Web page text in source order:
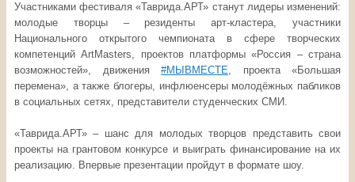
Участниками фестиваля «Таврида.АРТ» станут лидеры изменений:
молодые творцы – резиденты арт-кластера, участники
Национального открытого чемпионата в сфере творческих
компетенций ArtMasters, проектов платформы «Россия – страна
возможностей», движения #МЫВМЕСТЕ, проекта «Большая
перемена», а также блогеры, инфлюенсеры молодёжных пабликов
в социальных сетях, представители студенческих СМИ.
«Таврида.АРТ» – шанс для молодых творцов представить свои
проекты на грантовом конкурсе и выиграть финансирование на их
реализацию. Впервые презентации пройдут в формате шоу.